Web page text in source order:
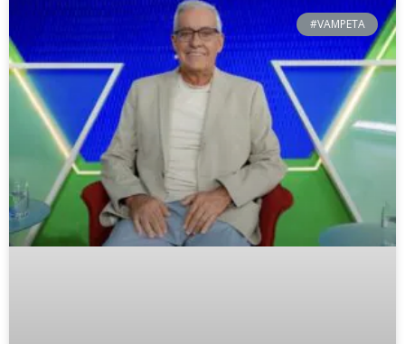
#VAMPETA